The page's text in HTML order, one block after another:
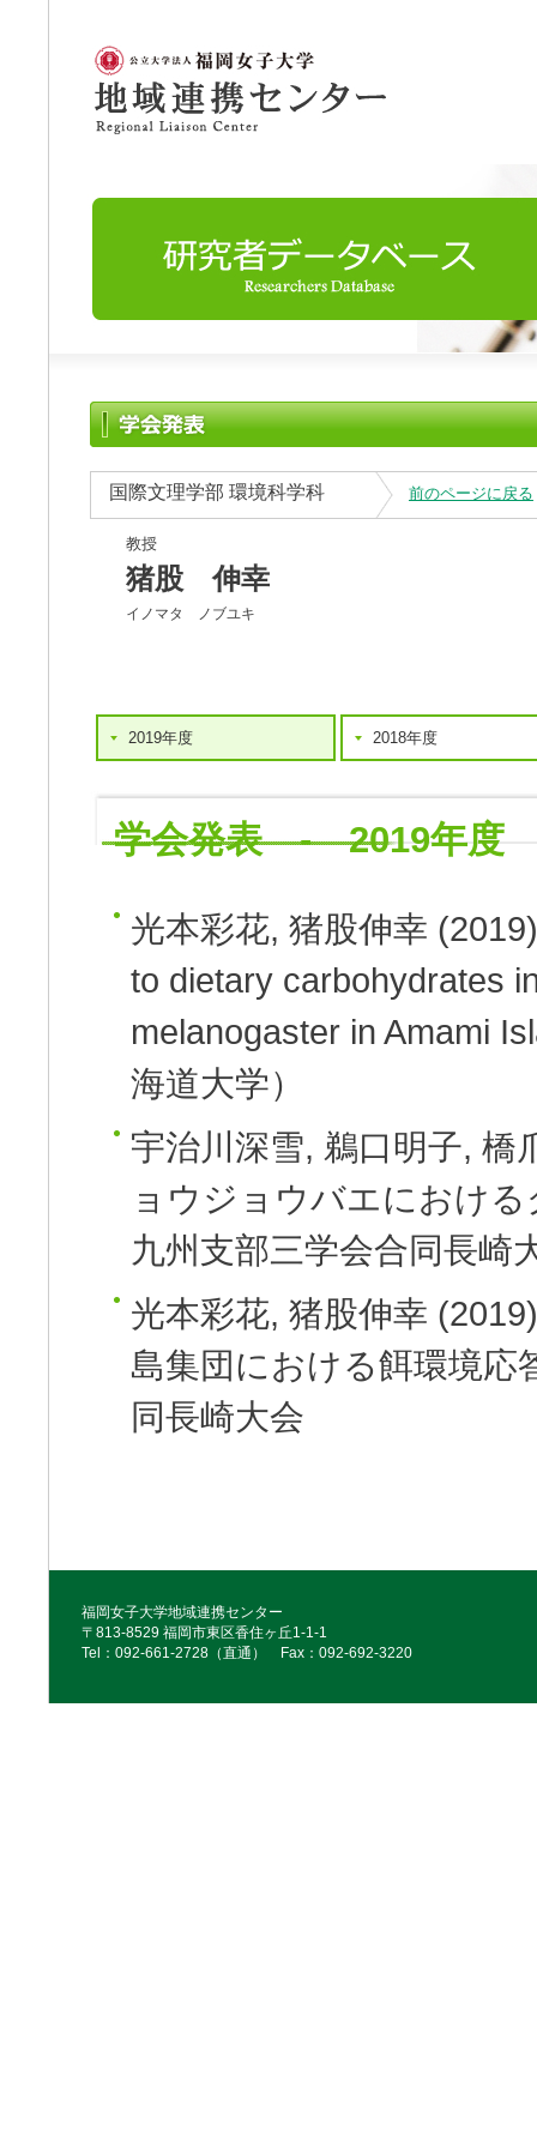
国際文理学部 環境科学科 前のページに戻る
教授
猪股 伸幸
イノマタ ノブユキ
2019年度 2018年度
学会発表 - 2019年度
光本彩花, 猪股伸幸 (2019)
to dietary carbohydrates
melanogaster in Amami
海道大学）
宇治川深雪, 鵜口明子, 橋
ョウジョウバエにおけ
九州支部三学会合同長崎
光本彩花, 猪股伸幸 (2019)
島集団における餌環境応
同長崎大会
福岡女子大学地域連携センター
〒813-8529 福岡市東区香住ヶ丘1-1-1
Tel：092‐661‐2728（直通） Fax：092‐692‐3220